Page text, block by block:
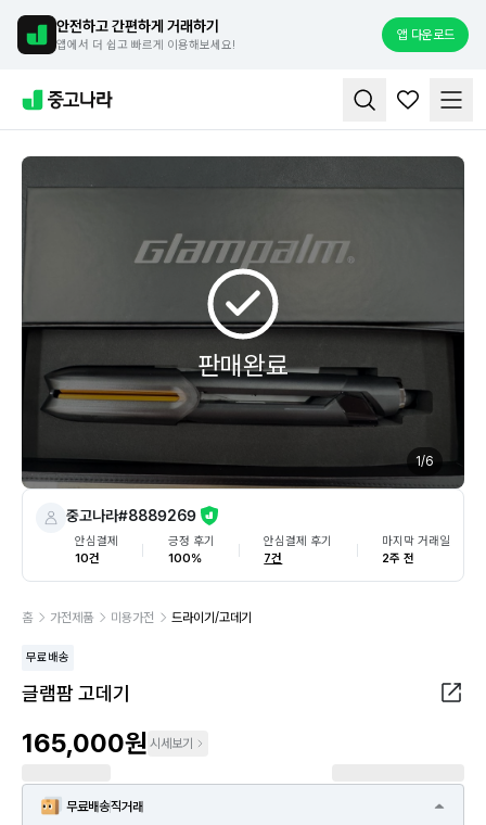
안전하고 간편하게 거래하기
앱에서 더 쉽고 빠르게 이용해보세요!
앱 다운로드
판매완료
1/6
중고나라#8889269
안심결제
10건
긍정 후기
100%
안심결제 후기
7건
마지막 거래일
2주 전
홈 가전제품 미용가전 드라이기/고데기
무료배송
글램팜 고데기
165,000원 시세보기
무료배송직거래